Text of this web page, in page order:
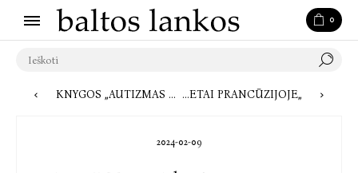
0
KNYGOS „AUTIZMAS – DALIS MANĘS“ AUTORĖS: TAI GALIMYBĖ AUTISTIŠKIEMS SUAUGUSIESIEMS BŪTI IŠGIRSTIEMS „VIENA ĮSTABIAUSIŲ NŪDIENOS ISTORINIO ROMANO KŪRĖJŲ“ – KRISTINOS SABALIAUSKAITĖS ROMANO „PETRO IMPERATORĖ“ SĖKMĖS METAI PRANCŪZIJOJE
2024-02-09